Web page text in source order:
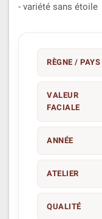
- variété sans étoile
RÈGNE / PAYS
VALEUR
FACIALE
ANNÉE
ATELIER
QUALITÉ